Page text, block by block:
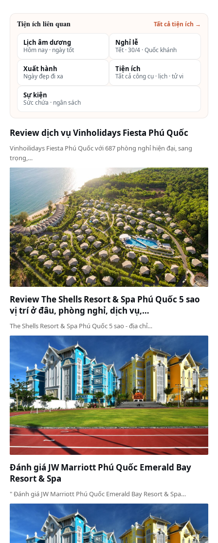
Tiện ích liên quan Tất cả tiện ích →
Lịch âm dương
Hôm nay · ngày tốt
Nghỉ lễ
Tết · 30/4 · Quốc khánh
Xuất hành
Ngày đẹp đi xa
Tiện ích
Tất cả công cụ · lịch · tử vi
Sự kiện
Sức chứa · ngân sách
Review dịch vụ Vinholidays Fiesta Phú Quốc
Vinhoilidays Fiesta Phú Quốc với 687 phòng nghỉ hiện đại, sang
trọng,…
Review The Shells Resort & Spa Phú Quốc 5 sao
vị trí ở đâu, phòng nghỉ, dịch vụ,…
The Shells Resort & Spa Phú Quốc 5 sao - địa chỉ…
Đánh giá JW Marriott Phú Quốc Emerald Bay
Resort & Spa
" Đánh giá JW Marriott Phú Quốc Emerald Bay Resort & Spa…